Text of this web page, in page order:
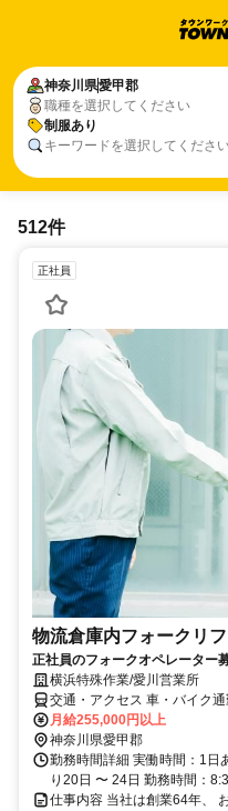
神奈川県愛甲郡
職種を選択してください
制服あり
キーワードを選択してくださ
512件
正社員
物流倉庫内フォークリ
正社員のフォークオペレーター
横浜特殊作業/愛川営業所
交通・アクセス 車・バイク
月給255,000円以上
神奈川県愛甲郡
勤務時間詳細 実働時間：1日
り20日 〜 24日 勤務時間：
仕事内容 当社は創業64年、